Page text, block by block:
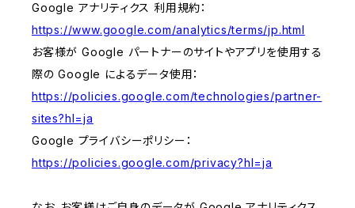
Google アナリティクス 利用規約：
https://www.google.com/analytics/terms/jp.html
お客様が Google パートナーのサイトやアプリを使用する
際の Google によるデータ使用：
https://policies.google.com/technologies/partner-
sites?hl=ja
Google プライバシーポリシー：
https://policies.google.com/privacy?hl=ja